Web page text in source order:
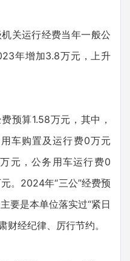
运行经费当年一般公
年增加3.8万元，上升
算1.58万元，其中，
车购置及运行费0万元
元，公务用车运行费0
。2024年“三公”经费预
要是本单位落实过“紧日
财经纪律、厉行节约。